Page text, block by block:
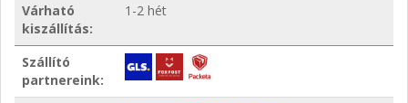
Várható
kiszállítás:
1-2 hét
Szállító
partnereink: